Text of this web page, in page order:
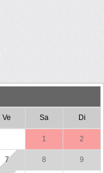
Ve Sa Di
1 2
7 8 9